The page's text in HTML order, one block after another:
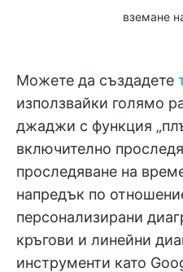
вземане
Можете да създадете
използвайки голямо
джаджи с функция
включително
проследяване на
напредък по
персонализирани
кръгови и линейни
инструменти като